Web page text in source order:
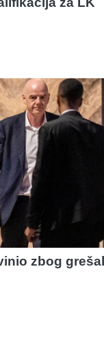
zbog